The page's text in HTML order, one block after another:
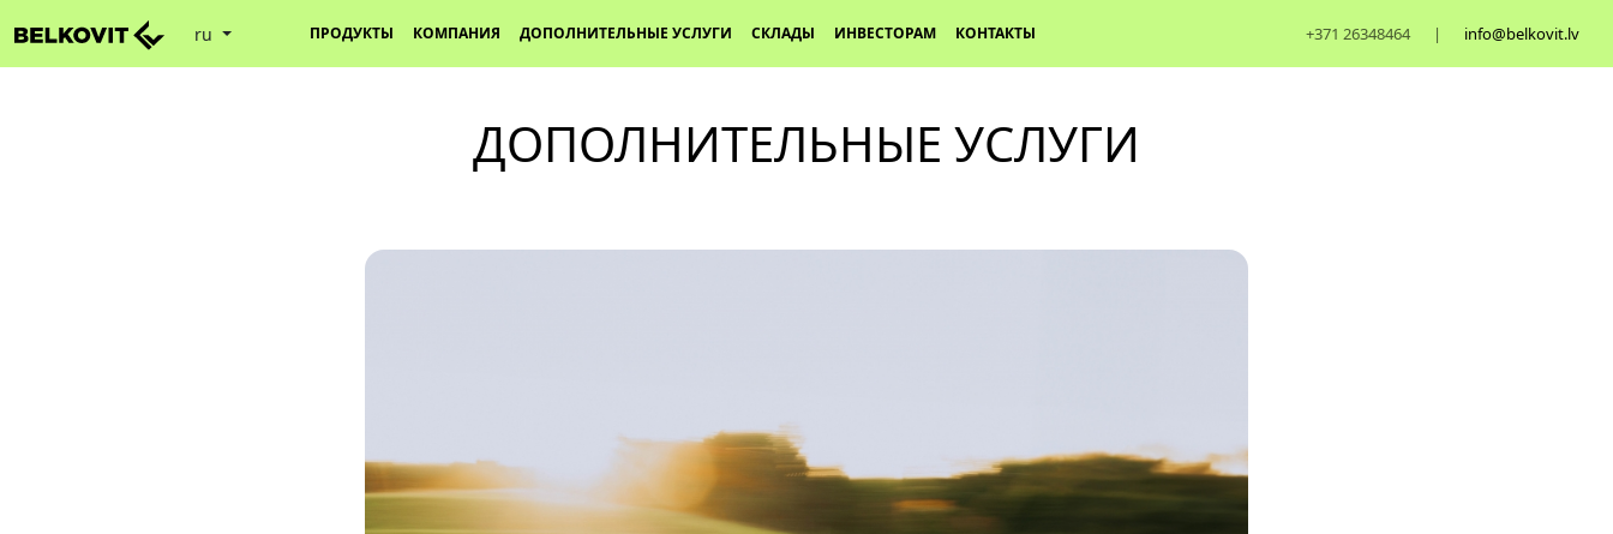
ru ПРОДУКТЫ КОМПАНИЯ ДОПОЛНИТЕЛЬНЫЕ УСЛУГИ СКЛАДЫ ИНВЕСТОРАМ КОНТАКТЫ +371 26348464 | info@belkovit.lv
ДОПОЛНИТЕЛЬНЫЕ УСЛУГИ